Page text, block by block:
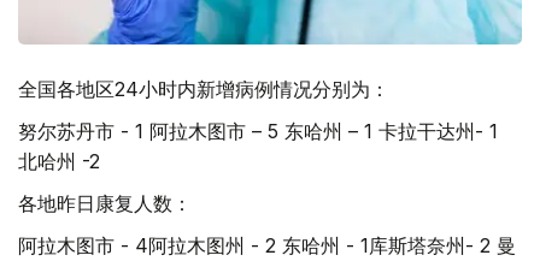
全国各地区24小时内新增病例情况分别为：
努尔苏丹市 - 1 阿拉木图市 – 5 东哈州 – 1 卡拉干达州- 1
北哈州 -2
各地昨日康复人数：
阿拉木图市 - 4阿拉木图州 - 2 东哈州 - 1库斯塔奈州- 2 曼